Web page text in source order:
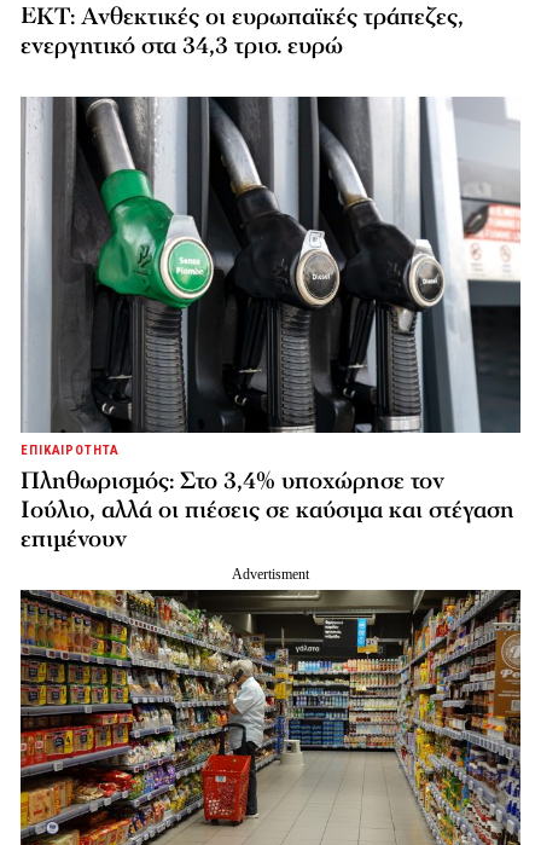
ΕΚΤ: Ανθεκτικές οι ευρωπαϊκές τράπεζες,
ενεργητικό στα 34,3 τρισ. ευρώ
ΕΠΙΚΑΙΡΟΤΗΤΑ
Πληθωρισμός: Στο 3,4% υποχώρησε τον
Ιούλιο, αλλά οι πιέσεις σε καύσιμα και στέγαση
επιμένουν